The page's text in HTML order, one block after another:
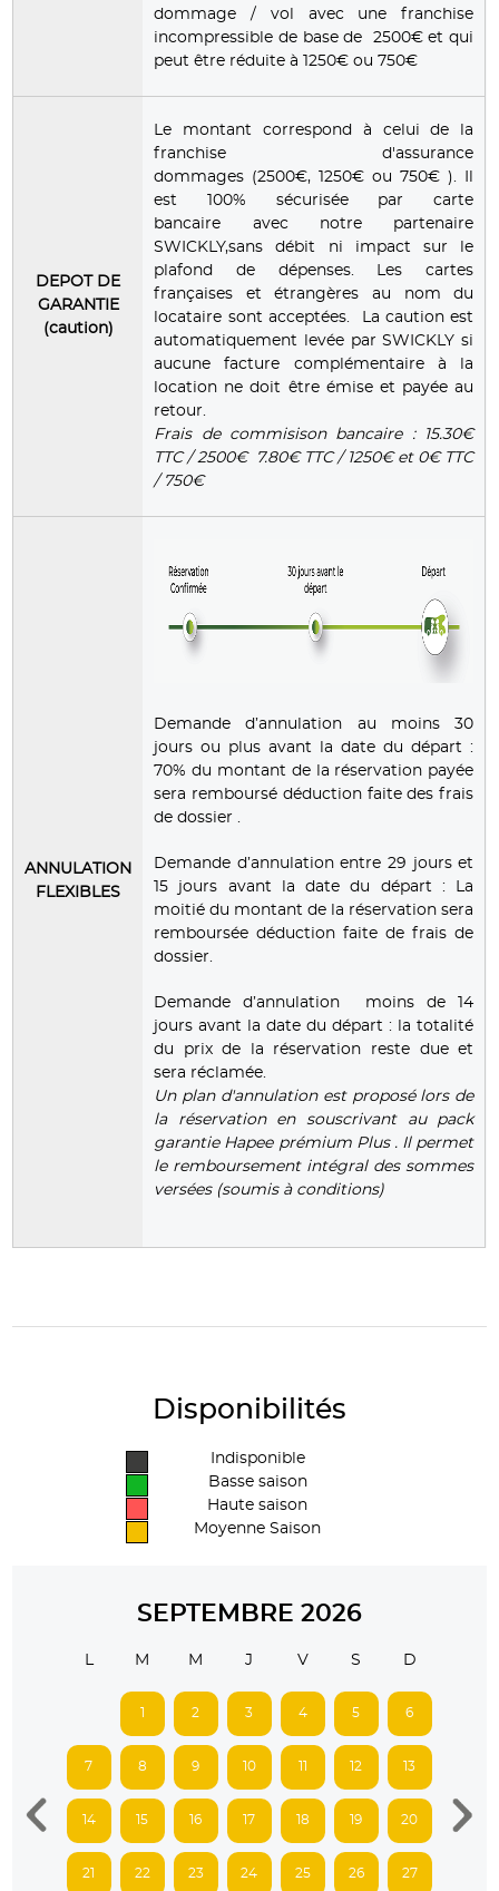
dommage / vol avec une franchise
incompressible de base de 2500€ et qui
peut être réduite à 1250€ ou 750€
DEPOT DE
GARANTIE
(caution)
Le montant correspond à celui de la
franchise d'assurance
dommages (2500€, 1250€ ou 750€ ). Il
est 100% sécurisée par carte
bancaire avec notre partenaire
SWICKLY,sans débit ni impact sur le
plafond de dépenses. Les cartes
françaises et étrangères au nom du
locataire sont acceptées. La caution est
automatiquement levée par SWICKLY si
aucune facture complémentaire à la
location ne doit être émise et payée au
retour.
Frais de commisison bancaire : 15.30€
TTC / 2500€ 7.80€ TTC / 1250€ et 0€ TTC
/ 750€
ANNULATION
FLEXIBLES
Demande d’annulation au moins 30
jours ou plus avant la date du départ :
70% du montant de la réservation payée
sera remboursé déduction faite des frais
de dossier .
Demande d’annulation entre 29 jours et
15 jours avant la date du départ : La
moitié du montant de la réservation sera
remboursée déduction faite de frais de
dossier.
Demande d’annulation moins de 14
jours avant la date du départ : la totalité
du prix de la réservation reste due et
sera réclamée.
Un plan d'annulation est proposé lors de
la réservation en souscrivant au pack
garantie Hapee prémium Plus . Il permet
le remboursement intégral des sommes
versées (soumis à conditions)
Disponibilités
Indisponible
Basse saison
Haute saison
Moyenne Saison
SEPTEMBRE 2026
L M M J V S D
1 2 3 4 5 6
7 8 9 10 11 12 13
14 15 16 17 18 19 20
21 22 23 24 25 26 27